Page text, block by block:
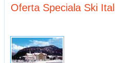
Oferta Speciala Ski